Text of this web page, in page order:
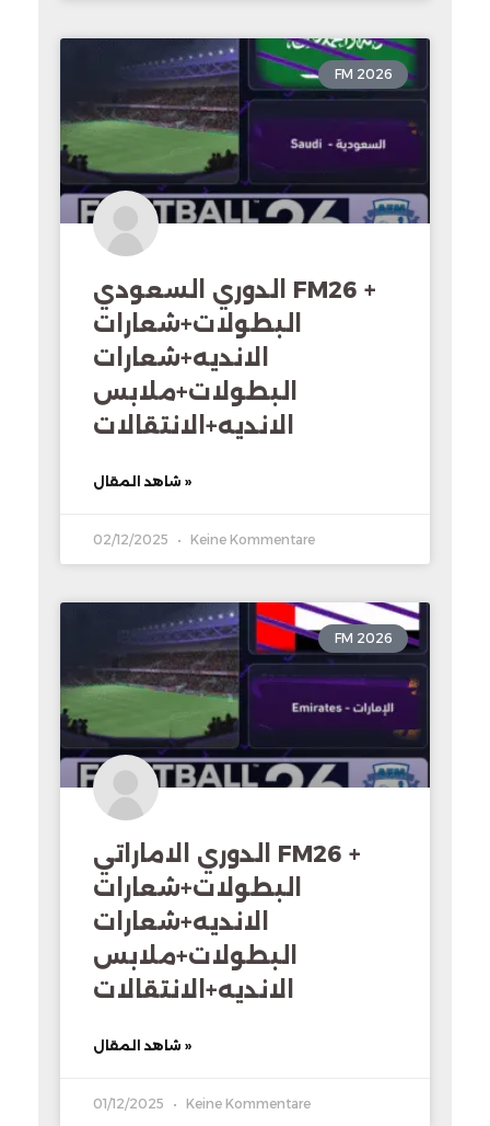
FM 2026
الدوري السعودي FM26 +
البطولات+شعارات
الانديه+شعارات
البطولات+ملابس
الانديه+الانتقالات
شاهد المقال »
02/12/2025 Keine Kommentare
FM 2026
الدوري الاماراتي FM26 +
البطولات+شعارات
الانديه+شعارات
البطولات+ملابس
الانديه+الانتقالات
شاهد المقال »
01/12/2025 Keine Kommentare